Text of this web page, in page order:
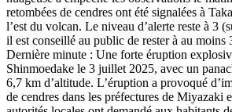
retombées de cendres ont été signalées à
l’est du volcan. Le niveau d’alerte reste à 3
il est conseillé au public de rester à au moins
Dernière minute : Une forte éruption
Shinmoedake le 3 juillet 2025, avec un
6,7 km d’altitude. L’éruption a provoqué
de cendres dans les préfectures de Miyazaki